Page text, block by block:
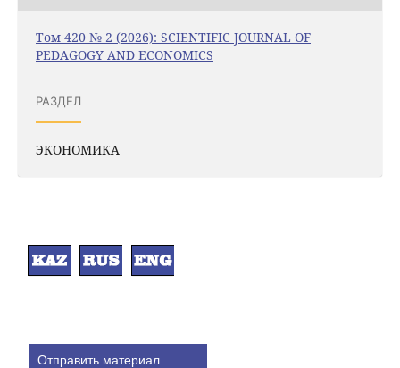
Том 420 № 2 (2026): SCIENTIFIC JOURNAL OF
PEDAGOGY AND ECONOMICS
РАЗДЕЛ
ЭКОНОМИКА
Отправить материал